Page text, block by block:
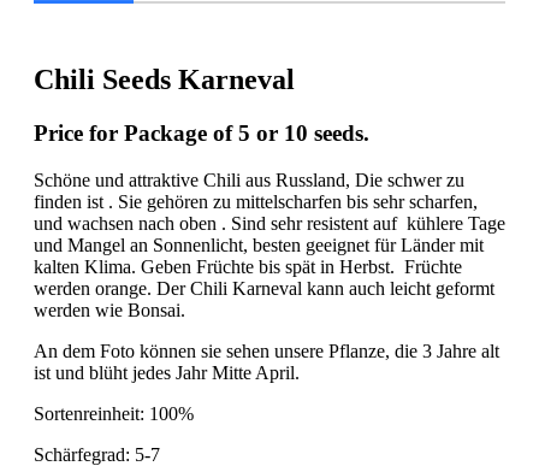
Chili Seeds Karneval
Price for Package of 5 or 10 seeds.
Schöne und attraktive Chili aus Russland, Die schwer zu
finden ist . Sie gehören zu mittelscharfen bis sehr scharfen,
und wachsen nach oben . Sind sehr resistent auf kühlere Tage
und Mangel an Sonnenlicht, besten geeignet für Länder mit
kalten Klima. Geben Früchte bis spät in Herbst. Früchte
werden orange. Der Chili Karneval kann auch leicht geformt
werden wie Bonsai.
An dem Foto können sie sehen unsere Pflanze, die 3 Jahre alt
ist und blüht jedes Jahr Mitte April.
Sortenreinheit: 100%
Schärfegrad: 5-7